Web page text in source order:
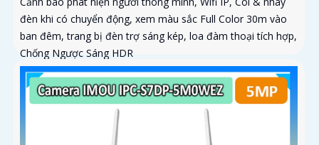
đèn khi có chuyển động, xem màu sắc Full Color 30m vào
ban đêm, trang bị đèn trợ sáng kép, loa đàm thoại tích hợp,
Chống Ngược Sáng HDR